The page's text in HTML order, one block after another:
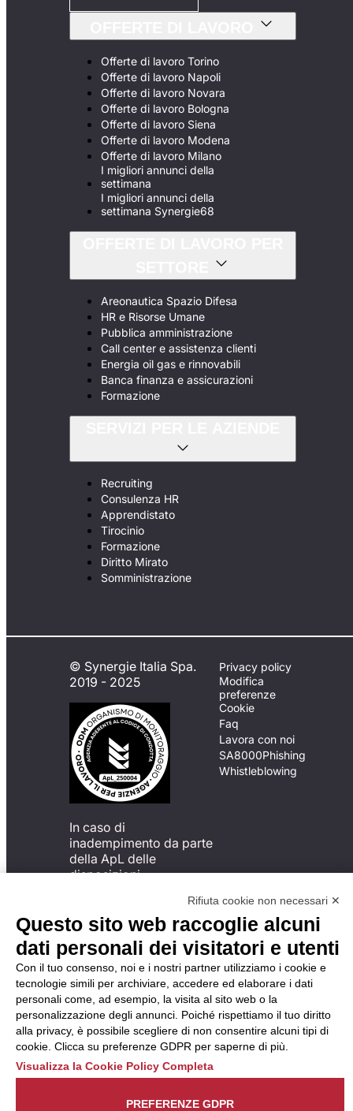
Offerte di lavoro Torino
Offerte di lavoro Napoli
Offerte di lavoro Novara
Offerte di lavoro Bologna
Offerte di lavoro Siena
Offerte di lavoro Modena
Offerte di lavoro Milano
I migliori annunci della
settimana
I migliori annunci della
settimana Synergie68
Areonautica Spazio Difesa
HR e Risorse Umane
Pubblica amministrazione
Call center e assistenza clienti
Energia oil gas e rinnovabili
Banca finanza e assicurazioni
Formazione
Recruiting
Consulenza HR
Apprendistato
Tirocinio
Formazione
Diritto Mirato
Somministrazione
© Synergie Italia Spa.
2019 - 2025
In caso di
inadempimento da parte
della ApL delle
disposizioni
possibile presentare un
reclamo
all’Organismo di
Monitoraggio utilizzando
una delle modalità
descritte al seguente
indirizzo web
https://odm-
agenzielavoro.it/reclami/.
Privacy policy
Modifica
preferenze
Cookie
Faq
Lavora con noi
SA8000Phishing
Whistleblowing
Rifiuta cookie non necessari ✕
Questo sito web raccoglie alcuni
dati personali dei visitatori e utenti
Con il tuo consenso, noi e i nostri partner utilizziamo i cookie e
tecnologie simili per archiviare, accedere ed elaborare i dati
personali come, ad esempio, la visita al sito web o la
personalizzazione degli annunci. Poiché rispettiamo il tuo diritto
alla privacy, è possibile scegliere di non consentire alcuni tipi di
cookie. Clicca su preferenze GDPR per saperne di più.
Visualizza la Cookie Policy Completa
PREFERENZE GDPR